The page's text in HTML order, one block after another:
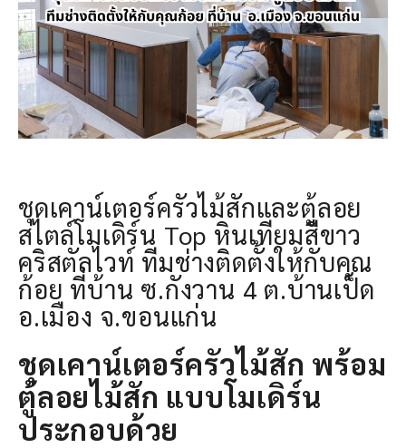
ชุดเคาน์เตอร์ครัวไม้สักและตู้ลอย
สไตล์โมเดิร์น Top หินเทียมสีขาว
คริสตัลไวท์ ทีมช่างติดตั้งให้กับคุณ
ก้อย ที่บ้าน ซ.กังวาน 4 ต.บ้านเป็ด
อ.เมือง จ.ขอนแก่น
ชุดเคาน์เตอร์ครัวไม้สัก พร้อม
ตู้ลอยไม้สัก แบบโมเดิร์น
ประกอบด้วย